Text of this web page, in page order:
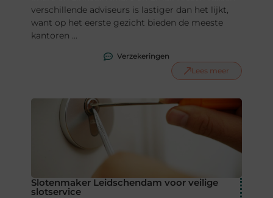
verschillende adviseurs is lastiger dan het lijkt,
want op het eerste gezicht bieden de meeste
kantoren ...
Verzekeringen
Lees meer
Slotenmaker Leidschendam voor veilige
slotservice